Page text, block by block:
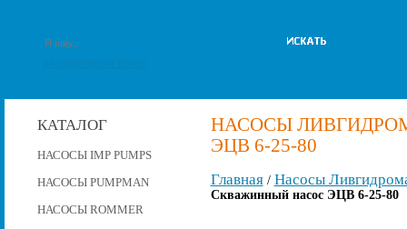
КАТАЛОГ
НАСОСЫ IMP PUMPS
НАСОСЫ PUMPMAN
НАСОСЫ ROMMER
НАСОСЫ
ЭЦВ 6-25-80
Главная/ Насосы
Скважинный насос ЭЦВ 6-25-80